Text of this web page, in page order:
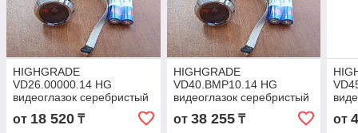
HIGHGRADE
VD26.00000.14 HG
видеоглазок серебристый
монитор 2.6 без памяти
(4870211233216)
от 18 520 ₸
HIGHGRADE
VD40.BMP10.14 HG
видеоглазок серебристый
монитор 4.0 звонок фото
ночной режим
от 38 255₸ от